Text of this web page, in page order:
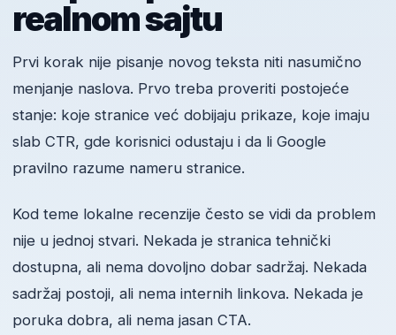
realnom sajtu
Prvi korak nije pisanje novog teksta niti nasumično
menjanje naslova. Prvo treba proveriti postojeće
stanje: koje stranice već dobijaju prikaze, koje imaju
slab CTR, gde korisnici odustaju i da li Google
pravilno razume nameru stranice.
Kod teme lokalne recenzije često se vidi da problem
nije u jednoj stvari. Nekada je stranica tehnički
dostupna, ali nema dovoljno dobar sadržaj. Nekada
sadržaj postoji, ali nema internih linkova. Nekada je
poruka dobra, ali nema jasan CTA.